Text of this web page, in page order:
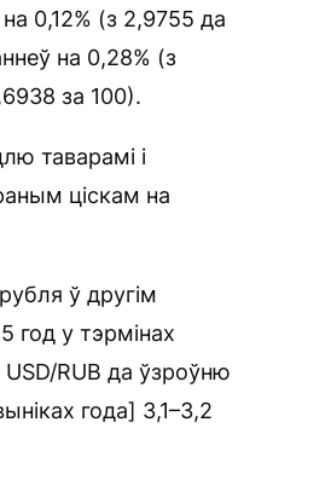
0,12% (з 2,9755 да
на 0,28% (з
за 100).
таварамі і
ціскам на
ў другім
год у тэрмінах
RUB да ўзроўню
года] 3,1–3,2